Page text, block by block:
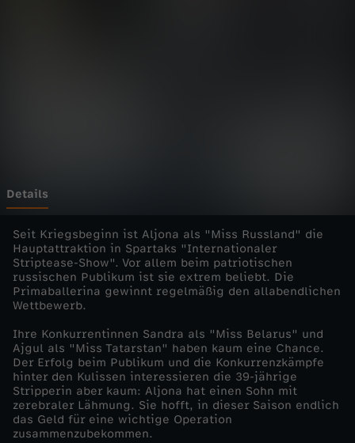
r
l
a
n
d
–
K
Details
Seit Kriegsbeginn ist Aljona als "Miss Russland" die
Hauptattraktion in Spartaks "Internationaler
Striptease-Show". Vor allem beim patriotischen
russischen Publikum ist sie extrem beliebt. Die
Primaballerina gewinnt regelmäßig den allabendlichen
Wettbewerb.
Ihre Konkurrentinnen Sandra als "Miss Belarus" und
Ajgul als "Miss Tatarstan" haben kaum eine Chance.
Der Erfolg beim Publikum und die Konkurrenzkämpfe
hinter den Kulissen interessieren die 39-jährige
Stripperin aber kaum: Aljona hat einen Sohn mit
zerebraler Lähmung. Sie hofft, in dieser Saison endlich
das Geld für eine wichtige Operation
zusammenzubekommen.